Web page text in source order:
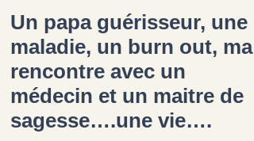
Un papa guérisseur, une
maladie, un burn out, ma
rencontre avec un
médecin et un maitre de
sagesse….une vie….